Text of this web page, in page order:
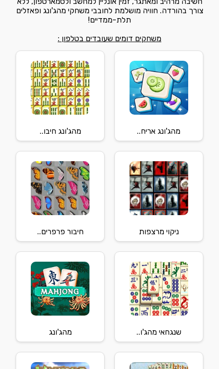
צורך בהורדה. חוויה מושלמת לחובבי משחקי מהג'ונג ופאזלים
תלת-ממדיים!
משחקים דומים שעובדים בטלפון :
מהג'ונג אריח.. מהג'ונג חיבו..
ניקוי מרצפות חיבור פרפרים..
שנגחאי מהג'ו.. מהג'ונג